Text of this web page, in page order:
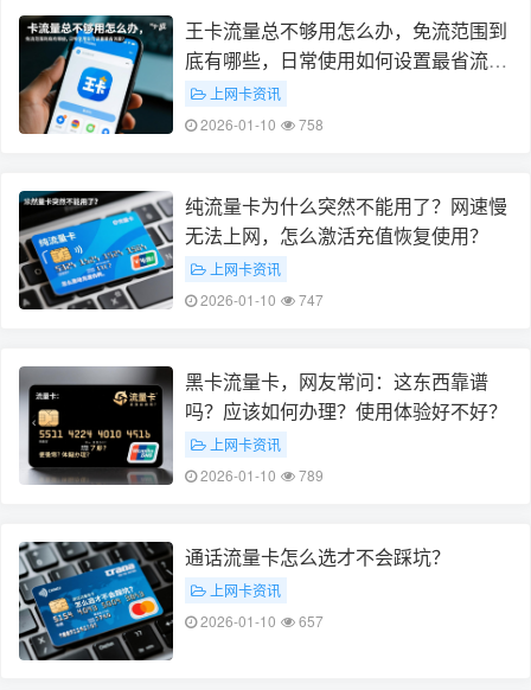
王卡流量总不够用怎么办，免流范围到
底有哪些，日常使用如何设置最省流
量？上网卡资讯
2026-01-10
758
纯流量卡为什么突然不能用了？网速慢
无法上网，怎么激活充值恢复使用？
上网卡资讯
2026-01-10
747
黑卡流量卡，网友常问：这东西靠谱
吗？应该如何办理？使用体验好不好？
上网卡资讯
2026-01-10
789
通话流量卡怎么选才不会踩坑？
上网卡资讯
2026-01-10
657